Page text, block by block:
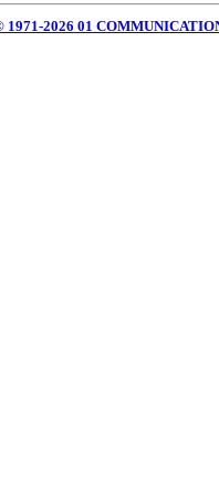
2026 01